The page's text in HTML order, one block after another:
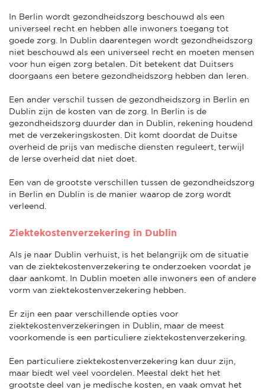
In Berlin wordt gezondheidszorg beschouwd als een
universeel recht en hebben alle inwoners toegang tot
goede zorg. In Dublin daarentegen wordt gezondheidszorg
niet beschouwd als een universeel recht en moeten mensen
voor hun eigen zorg betalen. Dit betekent dat Duitsers
doorgaans een betere gezondheidszorg hebben dan Ieren.
Een ander verschil tussen de gezondheidszorg in Berlin en
Dublin zijn de kosten van de zorg. In Berlin is de
gezondheidszorg duurder dan in Dublin, rekening houdend
met de verzekeringskosten. Dit komt doordat de Duitse
overheid de prijs van medische diensten reguleert, terwijl
de Ierse overheid dat niet doet.
Een van de grootste verschillen tussen de gezondheidszorg
in Berlin en Dublin is de manier waarop de zorg wordt
verleend.
Ziektekostenverzekering in Dublin
Als je naar Dublin verhuist, is het belangrijk om de situatie
van de ziektekostenverzekering te onderzoeken voordat je
daar aankomt. In Dublin moeten alle inwoners een of andere
vorm van ziektekostenverzekering hebben.
Er zijn een paar verschillende opties voor
ziektekostenverzekeringen in Dublin, maar de meest
voorkomende is een particuliere ziektekostenverzekering.
Een particuliere ziektekostenverzekering kan duur zijn,
maar biedt wel veel voordelen. Meestal dekt het het
grootste deel van je medische kosten, en vaak omvat het